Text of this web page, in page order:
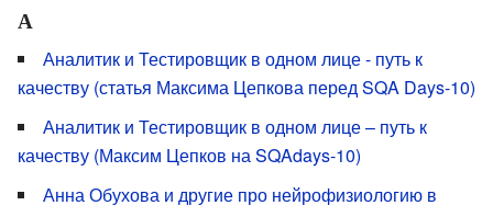
А
Аналитик и Тестировщик в одном лице - путь к
качеству (статья Максима Цепкова перед SQA Days-10)
Аналитик и Тестировщик в одном лице – путь к
качеству (Максим Цепков на SQAdays-10)
Анна Обухова и другие про нейрофизиологию в